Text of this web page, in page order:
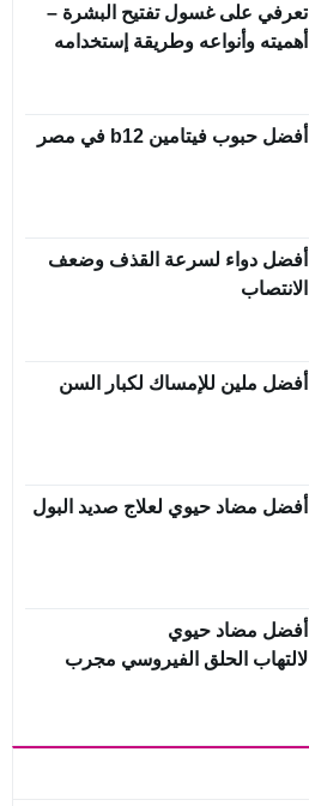
تعرفي على غسول تفتيح البشرة –
أهميته وأنواعه وطريقة إستخدامه
أفضل حبوب فيتامين b12 في مصر
أفضل دواء لسرعة القذف وضعف
الانتصاب
أفضل ملين للإمساك لكبار السن
أفضل مضاد حيوي لعلاج صديد البول
أفضل مضاد حيوي
لالتهاب الحلق الفيروسي مجرب